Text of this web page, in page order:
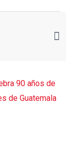
90 años de
de Guatemala